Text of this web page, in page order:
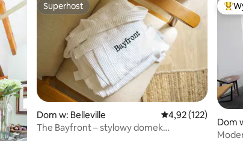
gości Superhost
Superhost
Dom w: Belleville Średnia ocena: 4,92
4,92 (122)
The Bayfront – stylowy domek
Dom